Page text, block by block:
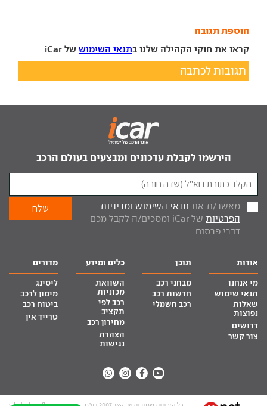
הוספת תגובה
קראו את חוקי הקהילה שלנו בתנאי השימוש של iCar
תגובות לכתבה
הירשמו לקבלת עדכונים ומבצעים בעולם הרכב
מאשר/ת את תנאי השימוש ומדיניות
הפרטיות
של iCar ומסכים/ה לקבל מכם
דברי פרסום.
אודות
מי אנחנו
תנאי שימוש
שאלות
נפוצות
דרושים
צור קשר
תוכן
מבחני רכב
חדשות רכב
רכב חשמלי
כלים ומידע
השוואת
מכוניות
רכב לפי
תקציב
מחירון רכב
הצהרת
נגישות
מדורים
ליסינג
מימון לרכב
ביטוח רכב
טרייד אין